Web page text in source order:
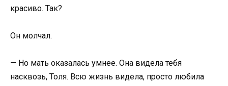
красиво. Так?
Он молчал.
— Но мать оказалась умнее. Она видела тебя
насквозь, Толя. Всю жизнь видела, просто любила